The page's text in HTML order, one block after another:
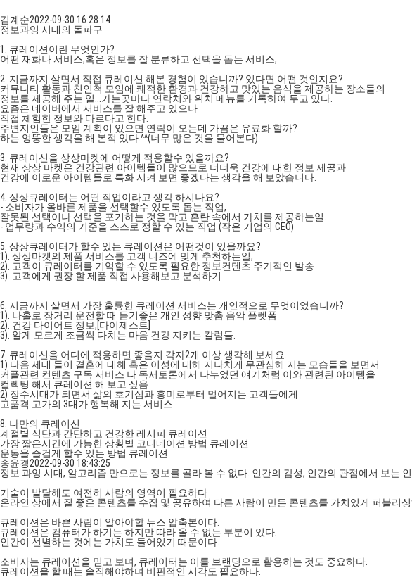
김계순2022-09-30 16:28:14
정보과잉 시대의 돌파구
1. 큐레이션이란 무엇인가?
어떤 재화나 서비스,혹은 정보를 잘 분류하고 선택을 돕는 서비스,
2. 지금까지 살면서 직접 큐레이션 해본 경험이 있습니까? 있다면 어떤 것인지요?
커뮤니티 활동과 친인척 모임에 쾌적한 환경과 건강하고 맛있는 음식을 제공하는 장소들의
정보를 제공해 주는 일...가는곳마다 연락처와 위치 메뉴를 기록하여 두고 있다.
요즘은 네이버에서 서비스를 잘 해주고 있으나
직접 체험한 정보와 다르다고 한다.
주변지인들은 모임 계획이 있으면 연락이 오는데 가끔은 유료화 할까?
하는 엉뚱한 생각을 해 본적 있다.^^(너무 많은 것을 물어본다)
3. 큐레이션을 상상마켓에 어떻게 적용할수 있을까요?
현재 상상 마켓은 건강관련 아이템들이 많으므로 더더욱 건강에 대한 정보 제공과
건강에 이로운 아이템들로 특화 시켜 보면 좋겠다는 생각을 해 보았습니다.
4. 상상큐레이터는 어떤 직업이라고 생각 하시나요?
- 소비자가 올바른 제품을 선택할수 있도록 돕는 직업,
잘못된 선택이나 선택을 포기하는 것을 막고 혼란 속에서 가치를 제공하는일.
- 업무량과 수익의 기준을 스스로 정할 수 있는 직업 (작은 기업의 CEO)
5. 상상큐레이터가 할수 있는 큐레이션은 어떤것이 있을까요?
1). 상상마켓의 제품 서비스를 고객 니즈에 맞게 추천하는일,
2). 고객이 큐레이터를 기억할 수 있도록 필요한 정보컨텐츠 주기적인 발송
3). 고객에게 권장 할 제품 직접 사용해보고 분석하기
6. 지금까지 살면서 가장 훌륭한 큐레이션 서비스는 개인적으로 무엇이었습니까?
1). 나홀로 장거리 운전할 때 듣기좋은 개인 성향 맞춤 음악 플렛폼
2). 건강 다이어트 정보,[다이제스트]
3). 알게 모르게 조금씩 다치는 마음 건강 지키는 칼럼들.
7. 큐레이션을 어디에 적용하면 좋을지 각자2개 이상 생각해 보세요.
1) 다음 세대 들이 결혼에 대해 혹은 이성에 대해 지나치게 무관심해 지는 모습들을 보면서
커플관련 컨텐츠 구독 서비스 나 독서토론에서 나누었던 얘기처럼 이와 관련된 아이템을
컬렉팅 해서 큐레이션 해 보고 싶음
2) 장수시대가 되면서 삶의 호기심과 흥미로부터 멀어지는 고객들에게
고품격 고가의 3대가 행복해 지는 서비스
8. 나만의 큐레이션
계절별 식단과 간단하고 건강한 레시피 큐레이션
가장 짧은시간에 가능한 상황별 코디네이션 방법 큐레이션
운동을 즐겁게 할수 있는 방법 큐레이션
송윤경2022-09-30 18:43:25
정보 과잉 시대, 알고리즘 만으로는 정보를 골라 볼 수 없다. 인간의 감성, 인간의 관점에서 보는
기술이 발달해도 여전히 사람의 영역이 필요하다
온라인 상에서 질 좋은 콘텐츠를 수집 및 공유하여 다른 사람이 만든 콘텐츠를 가치있게 퍼블리
큐레이션은 바쁜 사람이 알아야할 뉴스 압축본이다.
큐레이션은 컴퓨터가 하기는 하지만 따라 올 수 없는 부분이 있다.
인간이 선별하는 것에는 가치도 들어있기 때문이다.
소비자는 큐레이션을 믿고 보며, 큐레이터는 이를 브랜딩으로 활용하는 것도 중요하다.
큐레이션을 할 때는 솔직해야하며 비판적인 시각도 필요하다.